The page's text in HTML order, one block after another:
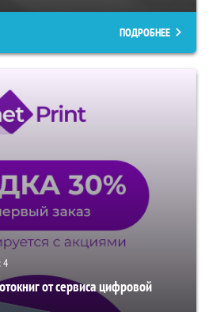
ПОДРОБНЕЕ
4
от сервиса цифровой